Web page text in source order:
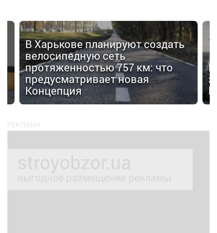
В Харькове планируют создать
велосипедную сеть
протяженностью 757 км: что
предусматривает новая
Концепция